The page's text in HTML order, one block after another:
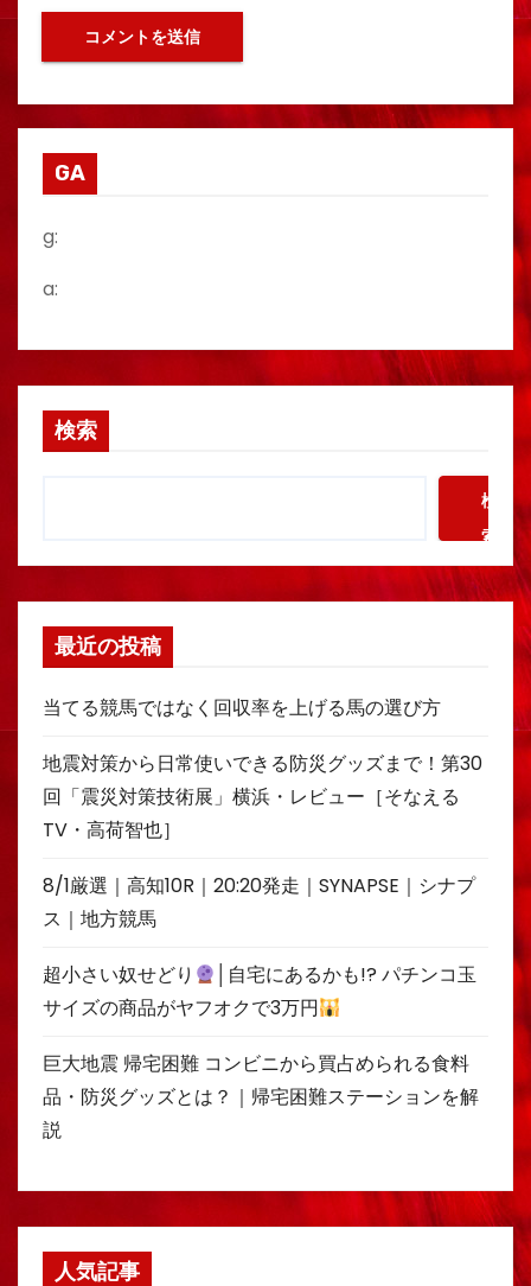
GA
g:
a:
検索
検
索
最近の投稿
当てる競馬ではなく回収率を上げる馬の選び方
地震対策から日常使いできる防災グッズまで！第30
回「震災対策技術展」横浜・レビュー［そなえる
TV・高荷智也］
8/1厳選｜高知10R｜20:20発走｜SYNAPSE｜シナプ
ス｜地方競馬
超小さい奴せどり
│自宅にあるかも!? パチンコ玉
サイズの商品がヤフオクで3万円
巨大地震 帰宅困難 コンビニから買占められる食料
品・防災グッズとは？｜帰宅困難ステーションを解
説
人気記事